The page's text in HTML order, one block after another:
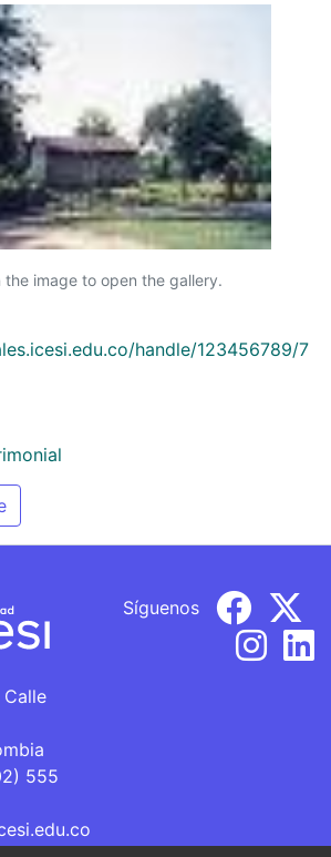
the image to open the gallery.
handle/123456789/7
555
Síguenos